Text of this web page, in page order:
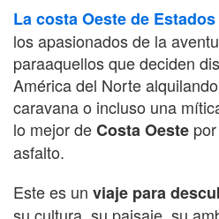
La costa Oeste de
los apasionados de la
paraaquellos que deciden
América del Norte
caravana o incluso una
lo mejor deCosta Oeste
asfalto.
Este es un viaje para
su cultura, su paisaje, su